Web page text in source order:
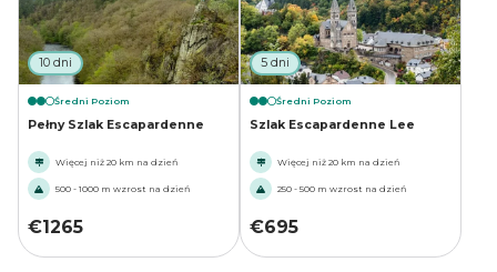
10 dni
Średni Poziom
Pełny Szlak Escapardenne
Więcej niż 20 km na dzień
500 - 1000 m wzrost na dzień
€1265
5 dni
Średni Poziom
Szlak Escapardenne Lee
Więcej niż 20 km na dzień
250 - 500 m wzrost na dzień
€695